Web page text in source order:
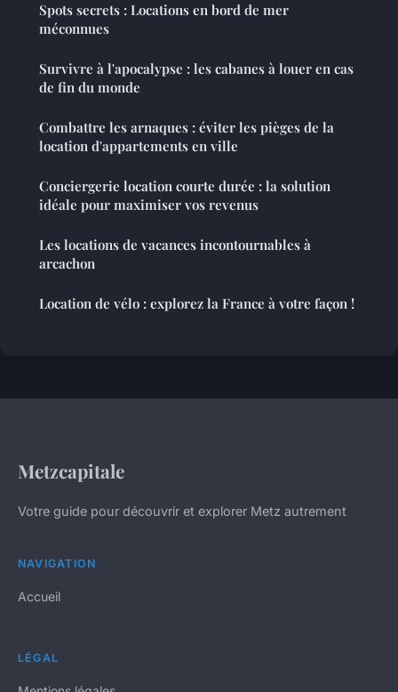
Spots secrets : Locations en bord de mer
méconnues
Survivre à l'apocalypse : les cabanes à louer en cas
de fin du monde
Combattre les arnaques : éviter les pièges de la
location d'appartements en ville
Conciergerie location courte durée : la solution
idéale pour maximiser vos revenus
Les locations de vacances incontournables à
arcachon
Location de vélo : explorez la France à votre façon !
Metzcapitale
Votre guide pour découvrir et explorer Metz autrement
NAVIGATION
Accueil
LÉGAL